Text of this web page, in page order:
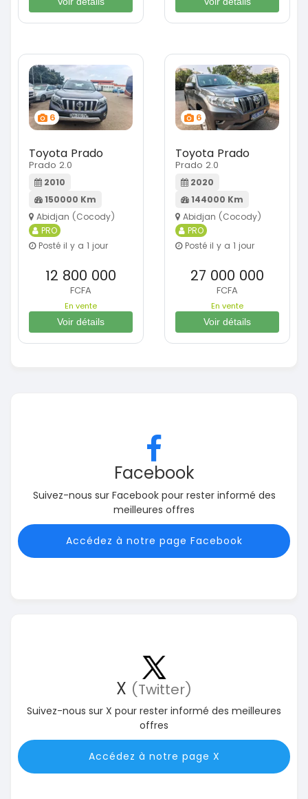
6
Toyota Prado
Prado 2.0
2010
150000 Km
Abidjan (Cocody)
PRO
Posté il y a 1 jour
12 800 000
FCFA
En vente
Voir détails
6
Toyota Prado
Prado 2.0
2020
144000 Km
Abidjan (Cocody)
PRO
Posté il y a 1 jour
27 000 000
FCFA
En vente
Voir détails
Facebook
Suivez-nous sur Facebook pour rester informé des
meilleures offres
Accédez à notre page Facebook
X (Twitter)
Suivez-nous sur X pour rester informé des meilleures
offres
Accédez à notre page X